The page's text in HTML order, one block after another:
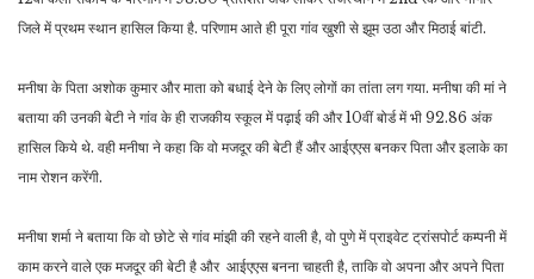
जिले में प्रथम स्थान हासिल किया है. परिणाम आते ही पूरा गांव खुशी से झूम उठा और मिठाई बांटी.
मनीषा के पिता अशोक कुमार और माता को बधाई देने के लिए लोगों का तांता लग गया. मनीषा की मां ने
बताया की उनकी बेटी ने गांव के ही राजकीय स्कूल में पढ़ाई की और 10वीं बोर्ड में भी 92.86 अंक
हासिल किये थे. वही मनीषा ने कहा कि वो मजदूर की बेटी हैं और आईएएस बनकर पिता और इलाके का
नाम रोशन करेंगी.
मनीषा शर्मा ने बताया कि वो छोटे से गांव मांझी की रहने वाली है, वो पुणे में प्राइवेट ट्रांसपोर्ट कम्पनी में
काम करने वाले एक मजदूर की बेटी है और आईएएस बनना चाहती है, ताकि वो अपना और अपने पिता